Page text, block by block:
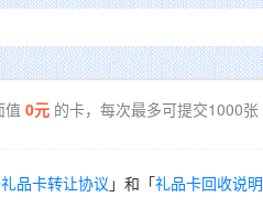
0元的卡，每次最多可提交1000张
品卡转让协议」和「礼品卡回收说明